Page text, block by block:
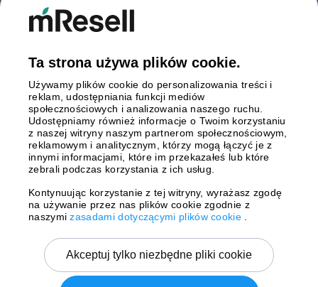
Polska
Szwecja
Wielka Brytania
Włochy
Płatności
Wysyłki z
Ta strona używa plików cookie.
Używamy plików cookie do personalizowania treści i
reklam, udostępniania funkcji mediów
społecznościowych i analizowania naszego ruchu.
Udostępniamy również informacje o Twoim korzystaniu
z naszej witryny naszym partnerom społecznościowym,
reklamowym i analitycznym, którzy mogą łączyć je z
innymi informacjami, które im przekazałeś lub które
zebrali podczas korzystania z ich usług.
Kontynuując korzystanie z tej witryny, wyrażasz zgodę
na używanie przez nas plików cookie zgodnie z
naszymizasadami dotyczącymi plików cookie
Akceptuj tylko niezbędne pliki cookie